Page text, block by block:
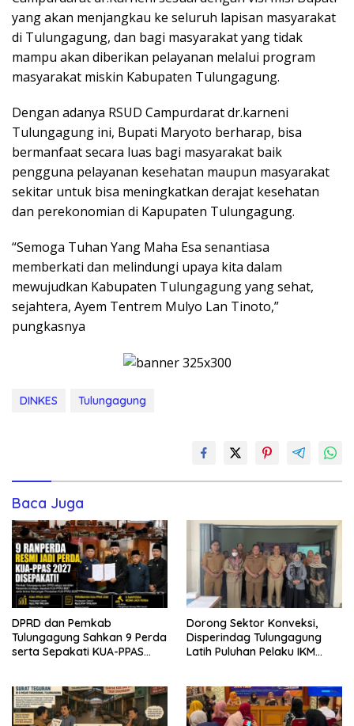
yang akan menjangkau ke seluruh lapisan masyarakat
di Tulungagung, dan bagi masyarakat yang tidak
mampu akan diberikan pelayanan melalui program
masyarakat miskin Kabupaten Tulungagung.
Dengan adanya RSUD Campurdarat dr.karneni
Tulungagung ini, Bupati Maryoto berharap, bisa
bermanfaat secara luas bagi masyarakat baik
pengguna pelayanan kesehatan maupun masyarakat
sekitar untuk bisa meningkatkan derajat kesehatan
dan perekonomian di Kapupaten Tulungagung.
“Semoga Tuhan Yang Maha Esa senantiasa
memberkati dan melindungi upaya kita dalam
mewujudkan Kabupaten Tulungagung yang sehat,
sejahtera, Ayem Tentrem Mulyo Lan Tinoto,”
pungkasnya
DINKES Tulungagung
Baca Juga
DPRD dan Pemkab
Tulungagung Sahkan 9 Perda
serta Sepakati KUA-PPAS
Dorong Sektor Konveksi,
Disperindag Tulungagung
Latih Puluhan Pelaku IKM